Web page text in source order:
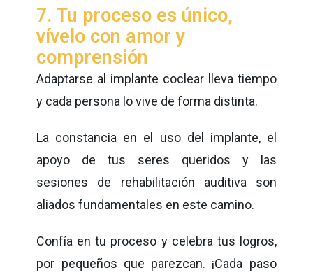
7. Tu proceso es único,
vívelo con amor y
comprensión
Adaptarse al implante coclear lleva tiempo
y cada persona lo vive de forma distinta.
La constancia en el uso del implante, el
apoyo de tus seres queridos y las
sesiones de rehabilitación auditiva son
aliados fundamentales en este camino.
Confía en tu proceso y celebra tus logros,
por pequeños que parezcan. ¡Cada paso